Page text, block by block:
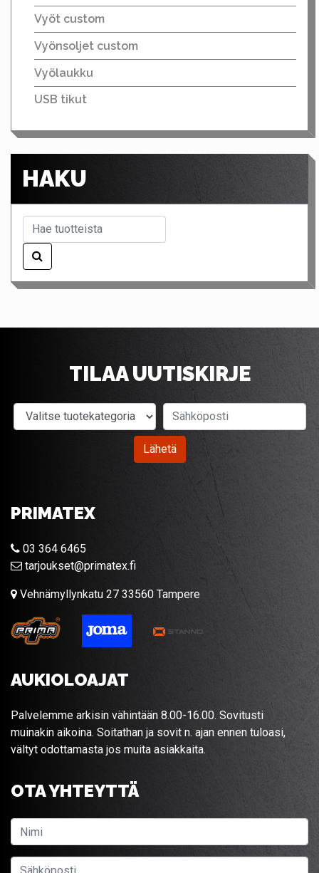
Vyöt custom
Vyönsoljet custom
Vyölaukku
USB tikut
HAKU
TILAA UUTISKIRJE
Valitse tuotekategoria
Lähetä
PRIMATEX
03 364 6465
tarjoukset@primatex.fi
Vehnämyllynkatu 27 33560 Tampere
AUKIOLOAJAT
Palvelemme arkisin vähintään 8.00-16.00. Sovitusti
muinakin aikoina. Soitathan ja sovit n. ajan ennen tuloasi,
vältyt odottamasta jos muita asiakkaita.
OTA YHTEYTTÄ